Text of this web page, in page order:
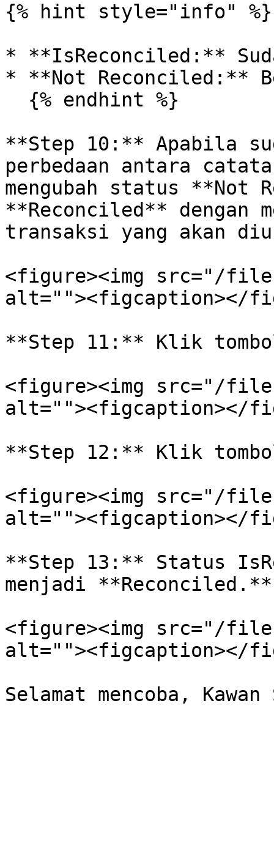
{% hint style="info" %}
* **IsReconciled:**
* **Not Reconciled:**
**Step 10:** Apabila
perbedaan antara
mengubah status **Not
**Reconciled** dengan
transaksi yang akan
<figure><img src="/
alt=""><figcaption></
**Step 11:** Klik
<figure><img src="/
alt=""><figcaption></
**Step 12:** Klik
<figure><img src="/
alt=""><figcaption></
**Step 13:** Status
menjadi **Reconciled.**
<figure><img src="/files/
alt=""><figcaption></